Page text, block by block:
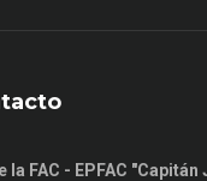
FAC - EPFAC